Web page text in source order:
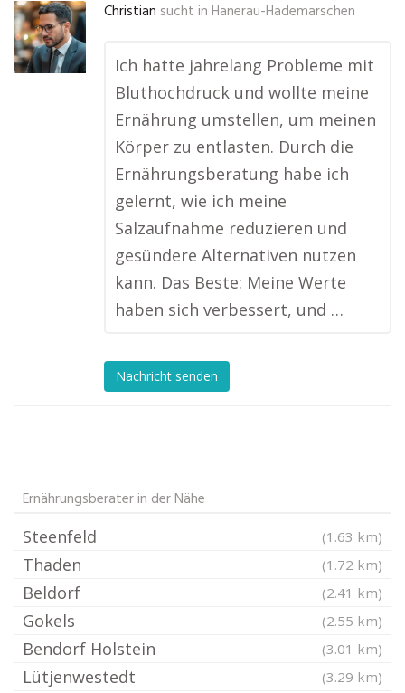
Christian sucht in Hanerau-Hademarschen
Ich hatte jahrelang Probleme mit
Bluthochdruck und wollte meine
Ernährung umstellen, um meinen
Körper zu entlasten. Durch die
Ernährungsberatung habe ich
gelernt, wie ich meine
Salzaufnahme reduzieren und
gesündere Alternativen nutzen
kann. Das Beste: Meine Werte
haben sich verbessert, und …
Nachricht senden
Ernährungsberater in der Nähe
Steenfeld (1.63 km)
Thaden (1.72 km)
Beldorf (2.41 km)
Gokels (2.55 km)
Bendorf Holstein (3.01 km)
Lütjenwestedt (3.29 km)